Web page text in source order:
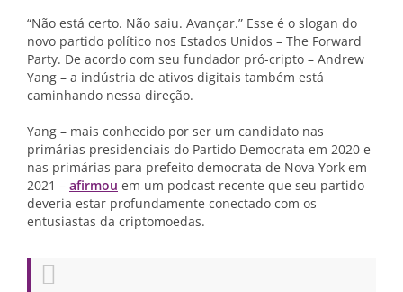
“Não está certo. Não saiu. Avançar.” Esse é o slogan do
novo partido político nos Estados Unidos – The Forward
Party. De acordo com seu fundador pró-cripto – Andrew
Yang – a indústria de ativos digitais também está
caminhando nessa direção.
Yang – mais conhecido por ser um candidato nas
primárias presidenciais do Partido Democrata em 2020 e
nas primárias para prefeito democrata de Nova York em
2021 – afirmou em um podcast recente que seu partido
deveria estar profundamente conectado com os
entusiastas da criptomoedas.